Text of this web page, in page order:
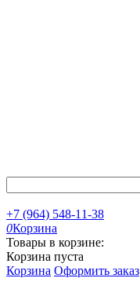
+7 (964) 548-11-38
0Корзина
Товары в корзине:
Корзина пуста
Корзина Оформить заказ